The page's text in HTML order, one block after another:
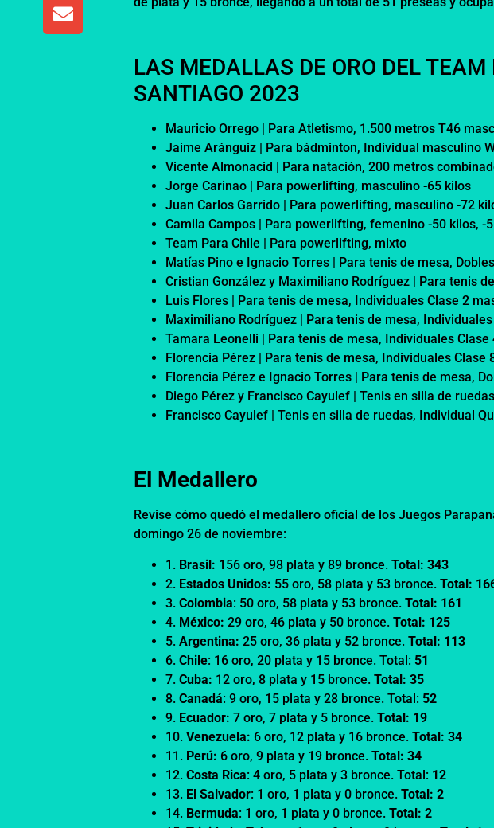
LAS MEDALLAS DE ORO DEL
SANTIAGO 2023
Mauricio Orrego | Para Atletismo, 1.500 metros T46
Jaime Aránguiz | Para bádminton, Individual masculino
Vicente Almonacid | Para natación, 200 metros
Jorge Carinao | Para powerlifting, masculino -65 kilos
Juan Carlos Garrido | Para powerlifting, masculino -72
Camila Campos | Para powerlifting, femenino -50 kilos, -
Team Para Chile | Para powerlifting, mixto
Matías Pino e Ignacio Torres | Para tenis de mesa,
Cristian González y Maximiliano Rodríguez | Para tenis
Luis Flores | Para tenis de mesa, Individuales Clase 2
Maximiliano Rodríguez | Para tenis de mesa,
Tamara Leonelli | Para tenis de mesa, Individuales
Florencia Pérez | Para tenis de mesa, Individuales Clase
Florencia Pérez e Ignacio Torres | Para tenis de mesa,
Diego Pérez y Francisco Cayulef | Tenis en silla de
Francisco Cayulef | Tenis en silla de ruedas, Individual
El Medallero
Revise cómo quedó el medallero oficial de los Juegos
domingo 26 de noviembre:
1. Brasil: 156 oro, 98 plata y 89 bronce.Total: 343
2. Estados Unidos: 55 oro, 58 plata y 53 bronce.Total:
3.Colombia: 50 oro, 58 plata y 53 bronce.Total: 161
4. México: 29 oro, 46 plata y 50 bronce.Total: 125
5. Argentina: 25 oro, 36 plata y 52 bronce.Total: 113
6.Chile: 16 oro, 20 plata y 15 bronce. Total: 51
7.Cuba: 12 oro, 8 plata y 15 bronce.Total: 35
8. Canadá: 9 oro, 15 plata y 28 bronce. Total: 52
9. Ecuador: 7 oro, 7 plata y 5 bronce.Total: 19
10. Venezuela: 6 oro, 12 plata y 16 bronce.Total: 34
11. Perú: 6 oro, 9 plata y 19 bronce.Total: 34
12.Costa Rica: 4 oro, 5 plata y 3 bronce. Total: 12
13. El Salvador: 1 oro, 1 plata y 0 bronce.Total: 2
14. Bermuda: 1 oro, 1 plata y 0 bronce.Total: 2